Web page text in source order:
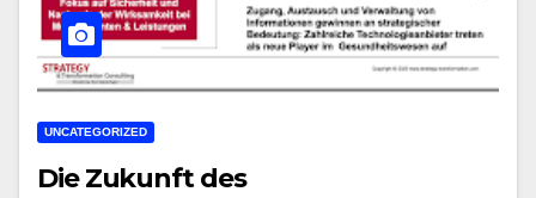
UNCATEGORIZED
Die Zukunft des